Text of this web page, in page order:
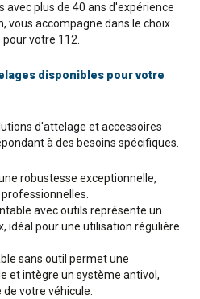
plus de 40 ans d'expérience
vous accompagne dans le choix
votre 112.
disponibles pour votre
d'attelage et accessoires
à des besoins spécifiques.
robustesse exceptionnelle,
avec outils représente un
idéal pour une utilisation régulière
sans outil permet une
et intègre un système antivol,
votre véhicule.